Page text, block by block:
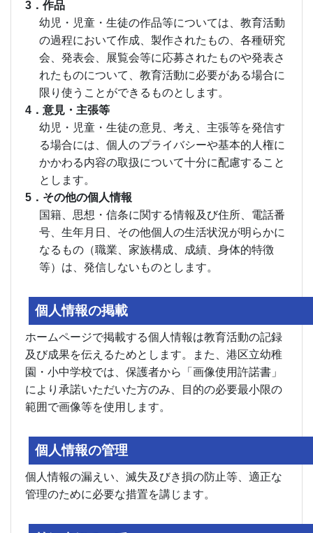
3．作品
幼児・児童・生徒の作品等については、教育活動
の過程において作成、製作されたもの、各種研究
会、発表会、展覧会等に応募されたものや発表さ
れたものについて、教育活動に必要がある場合に
限り使うことができるものとします。
4．意見・主張等
幼児・児童・生徒の意見、考え、主張等を発信す
る場合には、個人のプライバシーや基本的人権に
かかわる内容の取扱について十分に配慮すること
とします。
5．その他の個人情報
国籍、思想・信条に関する情報及び住所、電話番
号、生年月日、その他個人の生活状況が明らかに
なるもの（職業、家族構成、成績、身体的特徴
等）は、発信しないものとします。
個人情報の掲載
ホームページで掲載する個人情報は教育活動の記録
及び成果を伝えるためとします。また、港区立幼稚
園・小中学校では、保護者から「画像使用許諾書」
により承諾いただいた方のみ、目的の必要最小限の
範囲で画像等を使用します。
個人情報の管理
個人情報の漏えい、滅失及びき損の防止等、適正な
管理のために必要な措置を講じます。